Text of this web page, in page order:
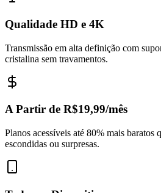
Qualidade HD e 4K
Transmissão em alta definição com
cristalina sem travamentos.
A Partir de R$19,99/mês
Planos acessíveis até 80% mais baratos
escondidas ou surpresas.